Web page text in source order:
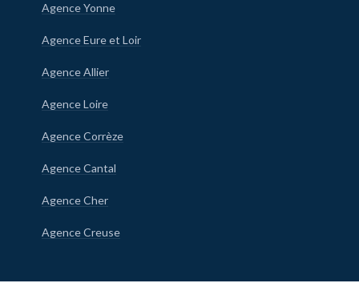
Agence Yonne
Agence Eure et Loir
Agence Allier
Agence Loire
Agence Corrèze
Agence Cantal
Agence Cher
Agence Creuse